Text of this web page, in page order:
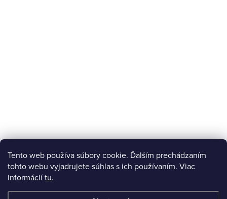
Tento web používa súbory cookie. Ďalším prechádzaním
tohto webu vyjadrujete súhlas s ich používaním. Viac
informáciítu.